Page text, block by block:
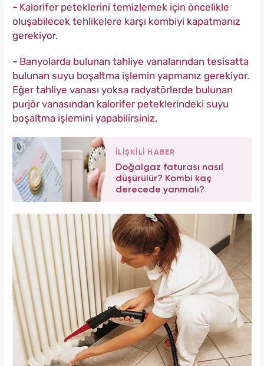
- Kalorifer peteklerini temizlemek için öncelikle
oluşabilecek tehlikelere karşı kombiyi kapatmanız
gerekiyor.
- Banyolarda bulunan tahliye vanalarından tesisatta
bulunan suyu boşaltma işlemin yapmanız gerekiyor.
Eğer tahliye vanası yoksa radyatörlerde bulunan
purjör vanasından kalorifer peteklerindeki suyu
boşaltma işlemini yapabilirsiniz.
İLİŞKİLİ HABER
Doğalgaz faturası nasıl
düşürülür? Kombi kaç
derecede yanmalı?